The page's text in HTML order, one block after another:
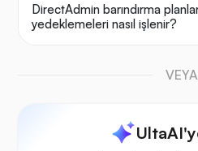
DirectAdmin barındırma
yedeklemeleri nasıl işlenir?
VEYA